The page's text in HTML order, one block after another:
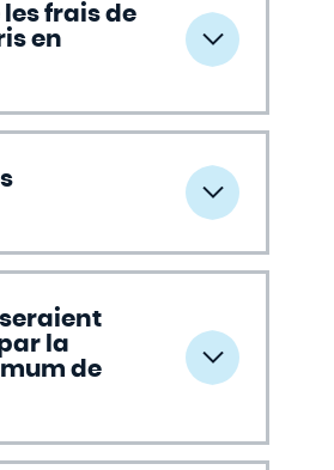
frais de
en
la
de